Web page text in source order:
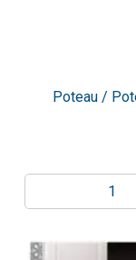
Poteau /